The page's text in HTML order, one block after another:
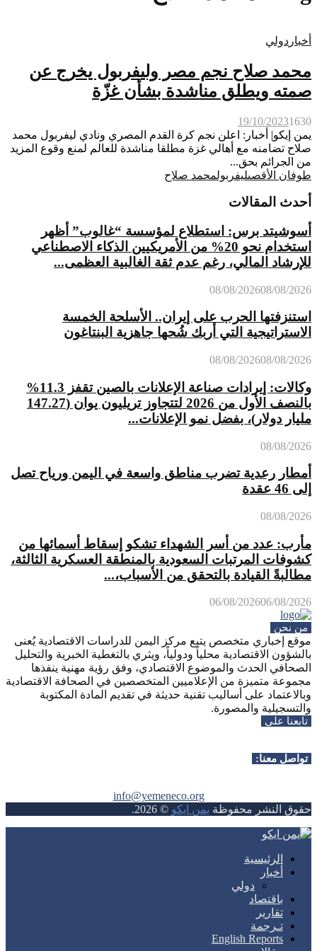
أخبار دولي
محمد صلاح نجم مصر وليفربول يخرج عن
صمته ويطلق مناشدة بشأن غزّة
19/10/20231630
يمن إيكو| أخبار: اعلن نجم كرة القدم المصري ونادي ليفربول محمد
صلاح تضامنه مع أهالي غزة مطلقا مناشدة للعالم لمنع وقوع المزيد
من الجرائم بحق...
طوفان الأقصىليفربولمحمد صلاح
أحدث المقالات
أسوشيتد برس: استطلاع لمؤسسة “غالوب” أظهر
استخدام نحو 20% من الأمريكيين الذكاء الاصطناعي
للإرشاد المالي، رغم عدم ثقة الغالبية العظمى...
08/08/202608/08/2026
استنزفتها الحرب على إيران.. الأسلحة الخمسة
الاستراتيجية التي أربك شُحها جاهزية البنتاغون
08/08/202608/08/2026
وكالات: إيرادات صناعة الإعلانات بالصين تقفز 11.3%
بالنصف الأول من 2026 لتتجاوز تريليون يوان (147.27
مليار دولار)، بفضل نمو الإعلانات...
08/08/2026
أمطار رعدية تضرب مناطق واسعة في اليمن ورياح تصل
إلى 46 عقدة
08/08/2026
مأرب: عدد من أسر الشهداء تشكو إسقاط أسمائها من
كشوفات المرتبات السعودية بالمنطقة العسكرية الثالثة،
مطالبةً القيادة بالتحقق من الأسباب،...
06/08/202606/08/2026
من نحن
موقع إخباري متخصص يتبع مركز اليمن للدراسات الاقتصادية يُعنى
بالشؤون الاقتصادية محلياً ودولياً، ويثري بالتغطية الخبرية والتحليل
الصحافي الحدث والموضوع الاقتصادي، وفق رؤية مهنية ينفذها
مجموعة متميزة من الإعلاميين المتخصصين في الصحافة الاقتصادية
وبالاعتماد على أساليب تقنية حديثة في تقديم المادة المكتوبة
والتسجيلية والمصورة.
تابعنا على
تواصل معنا:
info@yemeneco.org
حقوق النشر محفوظة يمن ايكو©
2026
.
الرئيسية
أخبار
دولي
باقتصاد
تقارير
تـرجمة
English Reports